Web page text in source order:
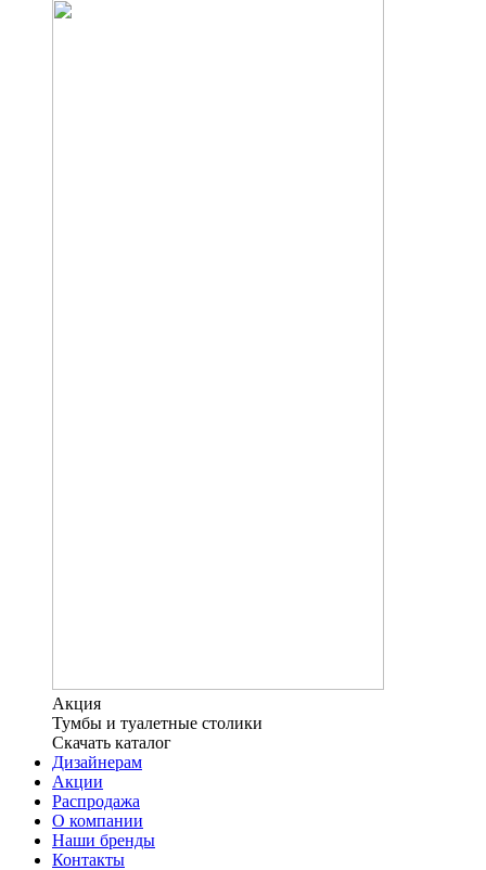
Акция
Тумбы и туалетные столики
Скачать каталог
Дизайнерам
Акции
Распродажа
О компании
Наши бренды
Контакты